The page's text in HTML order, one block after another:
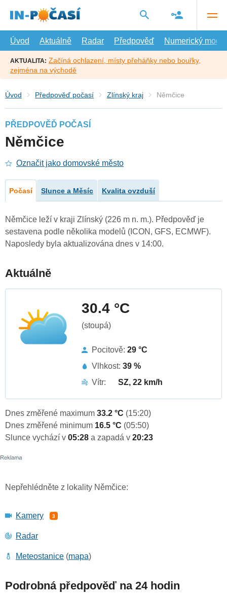
hlavní
Úvod
Aktuálně Radar Předpověď Numerický model
AKTUALITA: Začíná ochlazení, místy přeháňky nebo bouřky,
zejména na východě
Úvod Předpověď počasí Zlínský kraj Němčice
PŘEDPOVĚĎ POČASÍ
Němčice
Označit jako domovské město
Počasí Slunce a Měsíc Kvalita ovzduší
Němčice leží v kraji Zlínský (226 m n. m.). Předpověď je
sestavena podle několika modelů (ICON, GFS, ECMWF).
Naposledy byla aktualizována dnes v 14:00.
Aktuálně
30.4 °C
(stoupá)
Pocitově: 29 °C
Vlhkost: 39 %
Vítr:
SZ, 22 km/h
Dnes změřené maximum 33.2 °C (15:20)
Dnes změřené minimum 16.5 °C (05:50)
Slunce vychází v 05:28 a zapadá v 20:23
Nepřehlédněte z lokality Němčice:
Kamery 3
Radar
Meteostanice (mapa)
Podrobná předpověď na 24 hodin